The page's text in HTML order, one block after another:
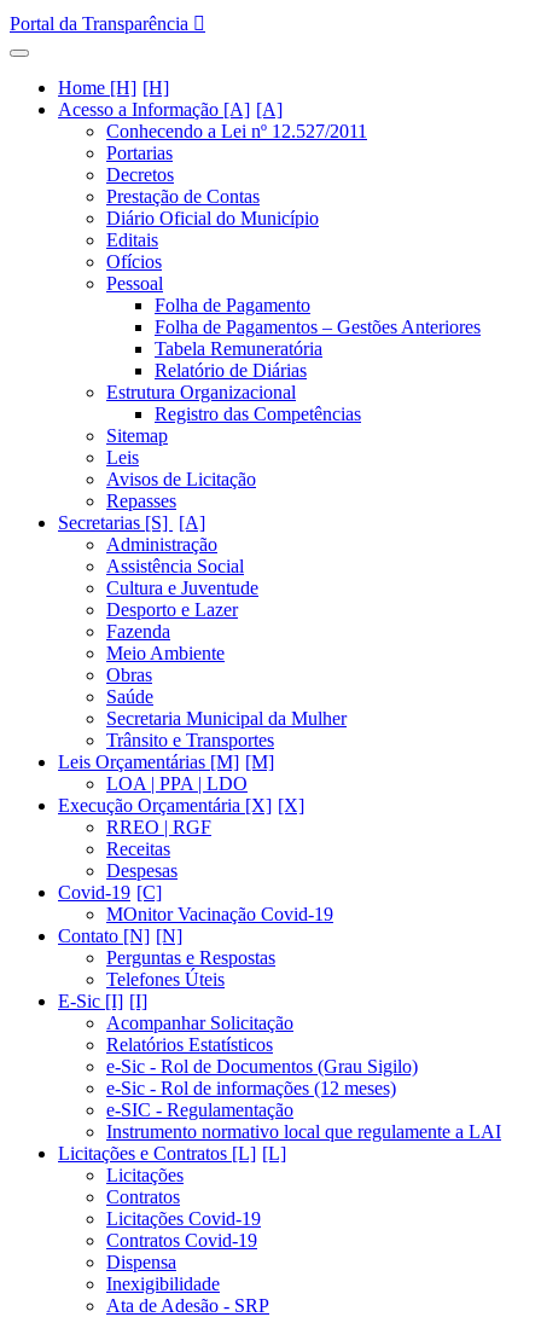
Portal da Transparência
Home [H]
Acesso a Informação [A]
Conhecendo a Lei nº 12.527/2011
Portarias
Decretos
Prestação de Contas
Diário Oficial do Município
Editais
Ofícios
Pessoal
Folha de Pagamento
Folha de Pagamentos – Gestões Anteriores
Tabela Remuneratória
Relatório de Diárias
Estrutura Organizacional
Registro das Competências
Sitemap
Leis
Avisos de Licitação
Repasses
Secretarias [S]
Administração
Assistência Social
Cultura e Juventude
Desporto e Lazer
Fazenda
Meio Ambiente
Obras
Saúde
Secretaria Municipal da Mulher
Trânsito e Transportes
Leis Orçamentárias [M]
LOA | PPA | LDO
Execução Orçamentária [X]
RREO | RGF
Receitas
Despesas
Covid-19
MOnitor Vacinação Covid-19
Contato [N]
Perguntas e Respostas
Telefones Úteis
E-Sic [I]
Acompanhar Solicitação
Relatórios Estatísticos
e-Sic - Rol de Documentos (Grau Sigilo)
e-Sic - Rol de informações (12 meses)
e-SIC - Regulamentação
Instrumento normativo local que regulamente a LAI
Licitações e Contratos [L]
Licitações
Contratos
Licitações Covid-19
Contratos Covid-19
Dispensa
Inexigibilidade
Ata de Adesão - SRP